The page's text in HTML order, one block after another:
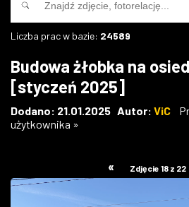
IMPREZY
W KINACH
GASTRONOMIA
Liczba prac w bazie: 24589
Budowa żłobka na
[styczeń 2025]
Dodano: 21.01.2025 Autor: ViC
użytkownika »
« Zdjęcie 18 z 22